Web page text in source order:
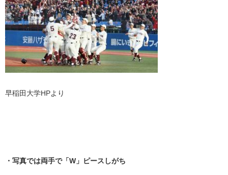
早稲田大学HPより
・写真では両手で「W」ピースしがち